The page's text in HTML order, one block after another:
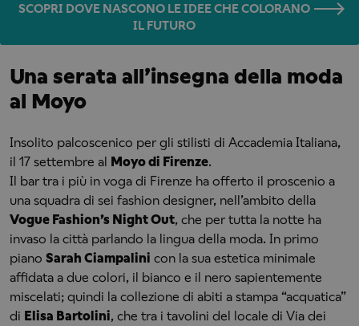
SCOPRI DOVE NASCONO LE IDEE CHE COLORANO
IL FUTURO
Una serata all’insegna della moda
al Moyo
Insolito palcoscenico per gli stilisti di Accademia Italiana,
il 17 settembre al Moyo di Firenze.
Il bar tra i più in voga di Firenze ha offerto il proscenio a
una squadra di sei fashion designer, nell’ambito della
Vogue Fashion’s Night Out, che per tutta la notte ha
invaso la città parlando la lingua della moda. In primo
piano Sarah Ciampalini con la sua estetica minimale
affidata a due colori, il bianco e il nero sapientemente
miscelati; quindi la collezione di abiti a stampa “acquatica”
di Elisa Bartolini, che tra i tavolini del locale di Via dei